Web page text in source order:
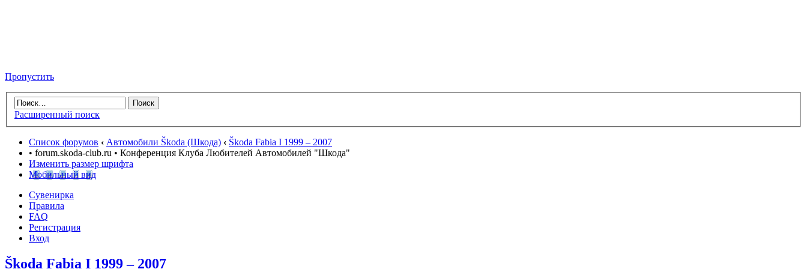
Пропустить
Расширенный поиск
Список форумов ‹ Автомобили Škoda (Шкода) ‹ Škoda Fabia I 1999 – 2007
• forum.skoda-club.ru • Конференция Клуба Любителей Автомобилей "Шкода"
Изменить размер шрифта
Мобильный вид
Сувенирка
Правила
FAQ
Регистрация
Вход
Škoda Fabia I 1999 – 2007